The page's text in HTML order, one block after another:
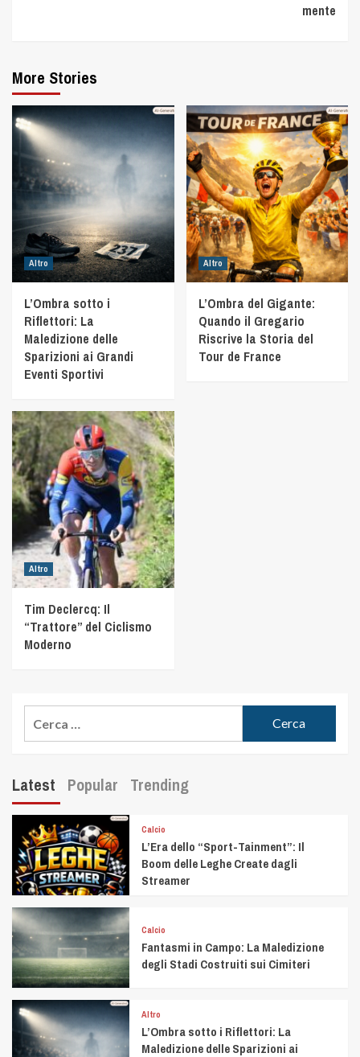
mente
More Stories
Altro
L’Ombra sotto i
Riflettori: La
Maledizione delle
Sparizioni ai Grandi
Eventi Sportivi
Altro
L’Ombra del Gigante:
Quando il Gregario
Riscrive la Storia del
Tour de France
Altro
Tim Declercq: Il
“Trattore” del Ciclismo
Moderno
Latest Popular Trending
Calcio
L’Era dello “Sport-Tainment”: Il
Boom delle Leghe Create dagli
Streamer
Calcio
Fantasmi in Campo: La Maledizione
degli Stadi Costruiti sui Cimiteri
Altro
L’Ombra sotto i Riflettori: La
Maledizione delle Sparizioni ai